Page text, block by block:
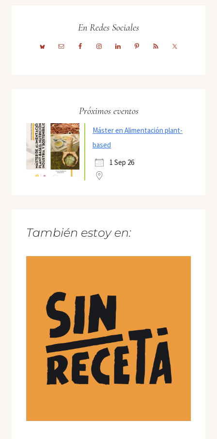
En Redes Sociales
Próximos eventos
Máster en Alimentación plant-
based
1 Sep 26
También estoy en: